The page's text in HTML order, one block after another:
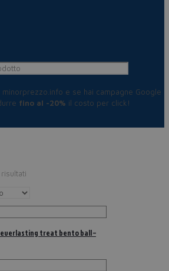
e se hai campagne Google
fino al -20% il costo per click!
treat bento ball –